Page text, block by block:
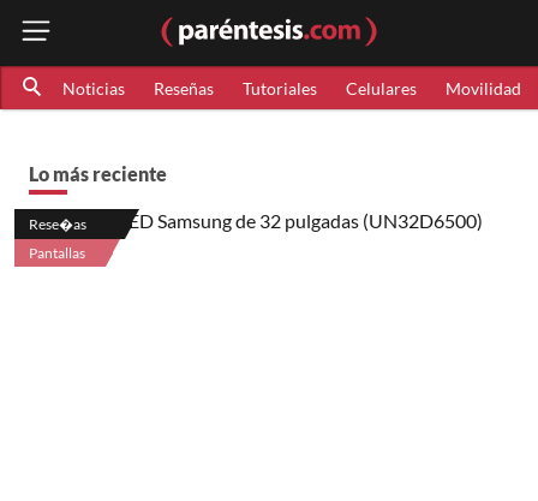
Noticias Reseñas Tutoriales Celulares Movilidad
Lo más reciente
Rese�as
Pantallas